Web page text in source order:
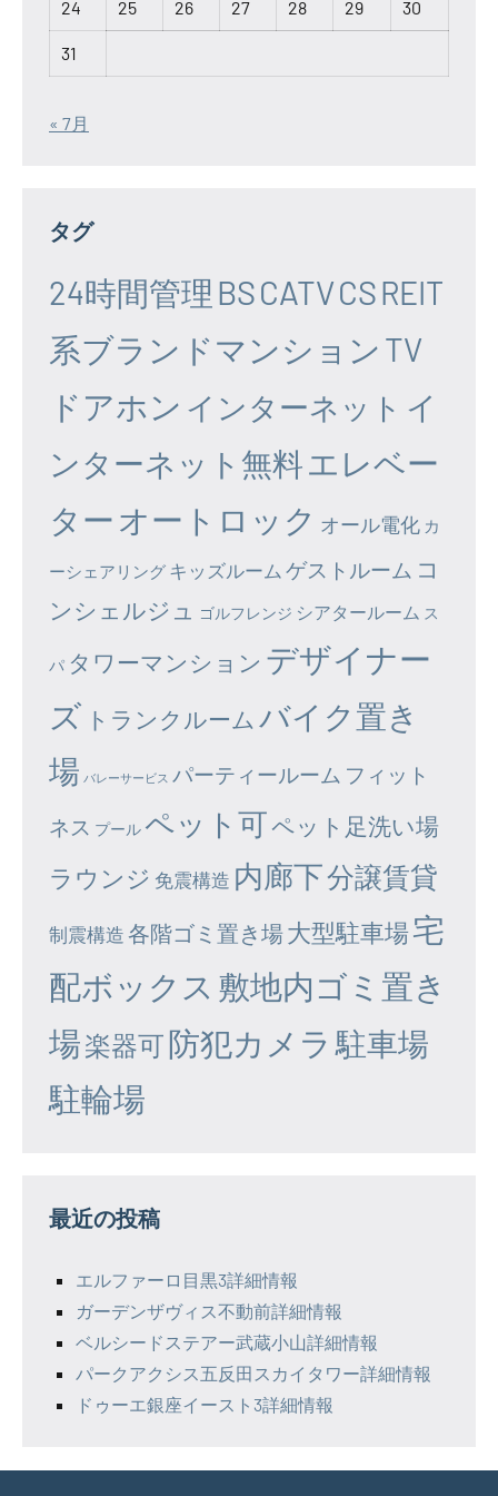
24 25 26 27 28 29 30
31
« 7月
タグ
24時間管理 BSCATVCSREIT
系ブランドマンション TV
ドアホン インターネット イ
ンターネット無料エレベー
ター オートロック オール電化 カ
ーシェアリング キッズルーム ゲストルーム コ
ンシェルジュ
ゴルフレンジ シアタールーム ス
パ タワーマンション デザイナー
ズ トランクルーム バイク置き
場 バレーサービス パーティールーム フィット
ネス プール ペット可ペット足洗い場
ラウンジ 免震構造 内廊下分譲賃貸
制震構造 各階ゴミ置き場大型駐車場宅
配ボックス 敷地内ゴミ置き
場楽器可防犯カメラ 駐車場
駐輪場
最近の投稿
エルファーロ目黒3詳細情報
ガーデンザヴィス不動前詳細情報
ベルシードステアー武蔵小山詳細情報
パークアクシス五反田スカイタワー詳細情報
ドゥーエ銀座イースト3詳細情報